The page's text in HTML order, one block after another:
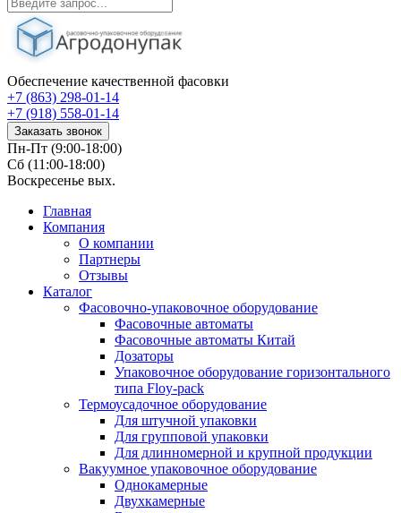
Обеспечение качественной фасовки
+7 (863) 298-01-14
+7 (918) 558-01-14
Заказать звонок
Пн-Пт (9:00-18:00)
Сб (11:00-18:00)
Воскресенье вых.
Главная
Компания
О компании
Партнеры
Отзывы
Каталог
Фасовочно-упаковочное оборудование
Фасовочные автоматы
Фасовочные автоматы Китай
Дозаторы
Упаковочное оборудование горизонтального
типа Floy-pack
Термоусадочное оборудование
Для штучной упаковки
Для групповой упаковки
Для длинномерной и крупной продукции
Вакуумное упаковочное оборудование
Однокамерные
Двухкамерные